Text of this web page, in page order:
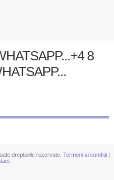
8
drepturile rezervate. Termeni si conditii |